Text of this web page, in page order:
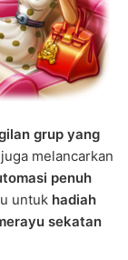
grup yang
melancarkan
penuh
untuk hadiah
sekatan